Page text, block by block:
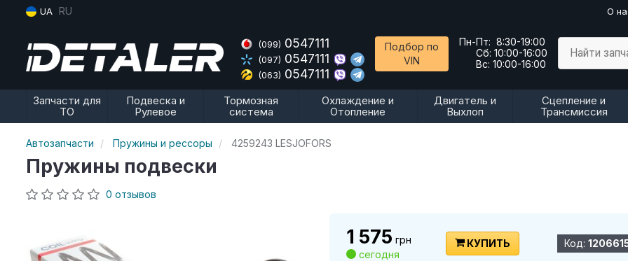
UA RU О
(099) 0547111
(097) 0547111
(063) 0547111
Подбор по
VIN
Пн-Пт: 8:30-19:00
Сб: 10:00-16:00
Вс: 10:00-16:00
Найти
Запчасти для
ТО
Подвеска и
Рулевое
Тормозная
система
Охлаждение и
Отопление
Двигатель и
Выхлоп
Сцепление и
Трансмиссия
Автозапчасти Пружины и рессоры 4259243 LESJOFORS
Пружины подвески
0 отзывов
1 575 грн
сегодня
КУПИТЬ Код: